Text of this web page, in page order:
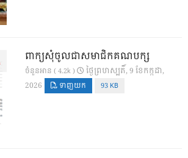
ពាក្យសុំចូលជាសមាជិកគណបក្ស
ចំនួនអាន ( 4.2k )
ថ្ងៃ​ព្រហស្បតិ៍, 9 ខែ​កក្កដា,
2026
ទាញយក 93 KB